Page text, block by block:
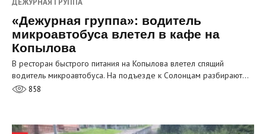
«Дежурная группа»: водитель
микроавтобуса влетел в кафе на
Копылова
В ресторан быстрого питания на Копылова влетел спящий
водитель микроавтобуса. На подъезде к Солонцам разбирают…
858